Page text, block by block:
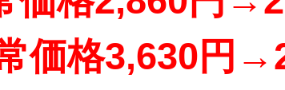
価格3,630円